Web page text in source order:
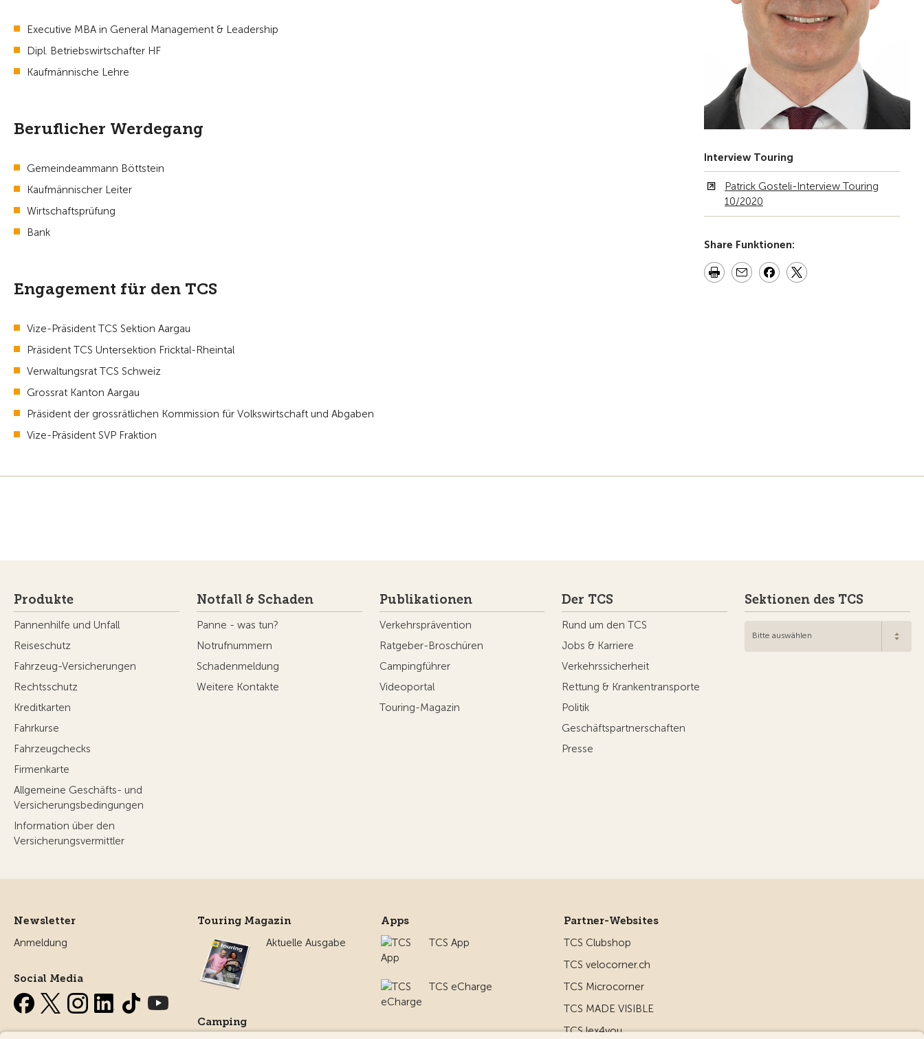
Executive MBA in General Management & Leadership
Dipl. Betriebswirtschafter HF
Kaufmännische Lehre
Beruflicher Werdegang
Gemeindeammann Böttstein
Kaufmännischer Leiter
Wirtschaftsprüfung
Bank
Engagement für den TCS
Vize-Präsident TCS Sektion Aargau
Präsident TCS Untersektion Fricktal-Rheintal
Verwaltungsrat TCS Schweiz
Grossrat Kanton Aargau
Präsident der grossrätlichen Kommission für Volkswirtschaft und Abgaben
Vize-Präsident SVP Fraktion
Interview Touring
Patrick Gosteli-Interview Touring
10/2020
Share Funktionen:
Produkte
Pannenhilfe und Unfall
Reiseschutz
Fahrzeug-Versicherungen
Rechtsschutz
Kreditkarten
Fahrkurse
Fahrzeugchecks
Firmenkarte
Allgemeine Geschäfts- und
Versicherungsbedingungen
Information über den
Versicherungsvermittler
Notfall & Schaden
Panne - was tun?
Notrufnummern
Schadenmeldung
Weitere Kontakte
Publikationen
Verkehrsprävention
Ratgeber-Broschüren
Campingführer
Videoportal
Touring-Magazin
Der TCS
Rund um den TCS
Jobs & Karriere
Verkehrssicherheit
Rettung & Krankentransporte
Politik
Geschäftspartnerschaften
Presse
Sektionen des TCS
Bitte auswählen
Newsletter
Anmeldung
Social Media
Touring Magazin
Aktuelle Ausgabe
Camping
Apps
TCS App
TCS eCharge
Partner-Websites
TCS Clubshop
TCS velocorner.ch
TCS Microcorner
TCS MADE VISIBLE
TCS lex4you